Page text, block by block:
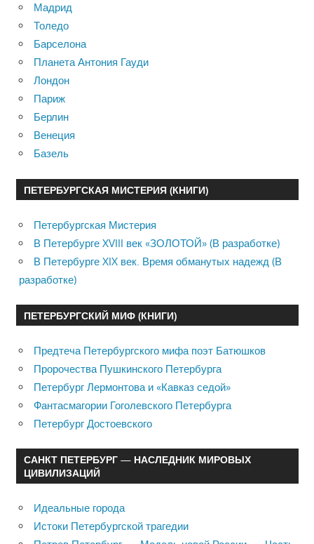
Мадрид
Толедо
Барселона
Планета Антония Гауди
Лондон
Париж
Берлин
Венеция
Базель
ПЕТЕРБУРГСКАЯ МИСТЕРИЯ (КНИГИ)
Петербургская Мистерия
В Петербурге XVIII век «ЗОЛОТОЙ» (В разработке)
В Петербурге XIX век. Время обманутых надежд (В
разработке)
ПЕТЕРБУРГСКИЙ МИФ (КНИГИ)
Предтеча Петербургского мифа поэт Батюшков
Пророчества Пушкинского Петербурга
Петербург Лермонтова и «Кавказ седой»
Фантасмагории Гоголевского Петербурга
Петербург Достоевского
САНКТ ПЕТЕРБУРГ — НАСЛЕДНИК МИРОВЫХ
ЦИВИЛИЗАЦИЙ
Идеальные города
Истоки Петербургской трагедии